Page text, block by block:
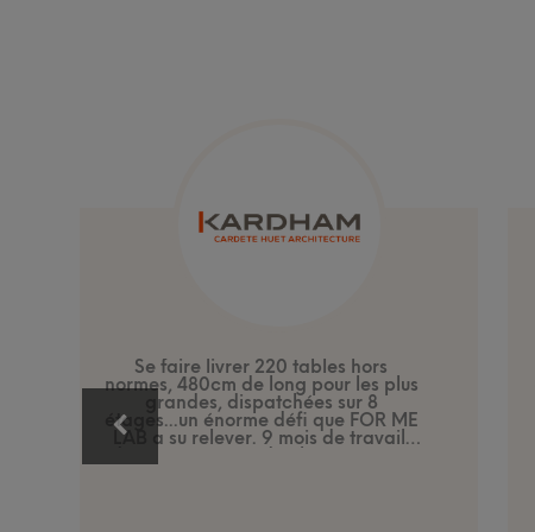
Se faire livrer 220 tables hors
normes, 480cm de long pour les plus
grandes, dispatchées sur 8
étages...un énorme défi que FOR ME
LAB a su relever. 9 mois de travail,